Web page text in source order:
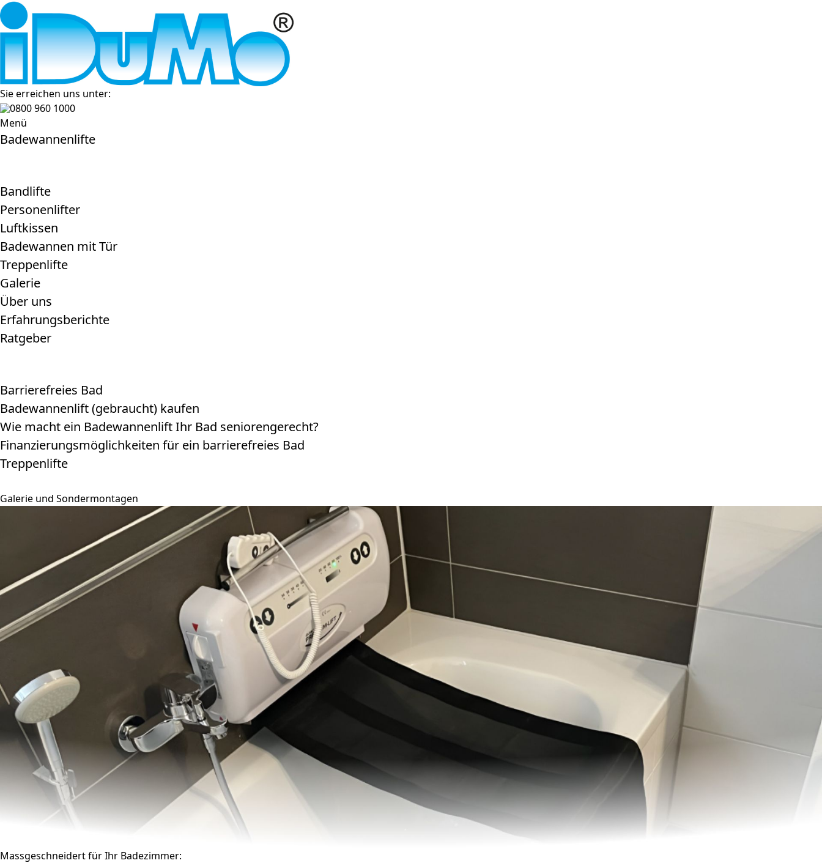
Sie erreichen uns unter:
0800 960 1000
Menü
Badewannenlifte
Bandlifte
Personenlifter
Luftkissen
Badewannen mit Tür
Treppenlifte
Galerie
Über uns
Erfahrungsberichte
Ratgeber
Barrierefreies Bad
Badewannenlift (gebraucht) kaufen
Wie macht ein Badewannenlift Ihr Bad seniorengerecht?
Finanzierungsmöglichkeiten für ein barrierefreies Bad
Treppenlifte
Galerie und Sondermontagen
Massgeschneidert für Ihr Badezimmer: